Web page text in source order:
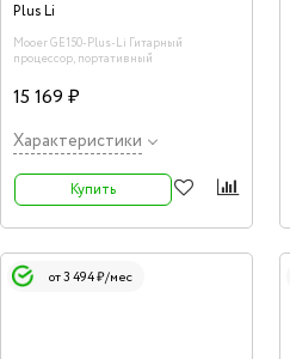
Plus Li
Mooer GE150-Plus-Li Гитарный
процессор, портативный
15 169 ₽
Характеристики
Купить
от 3 494 ₽/мес